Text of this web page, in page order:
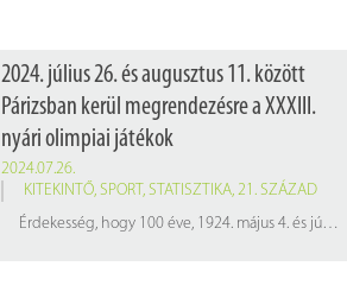
2024. július 26. és augusztus 11. között
Párizsban kerül megrendezésre a XXXIII.
nyári olimpiai játékok
2024.07.26.
KITEKINTŐ, SPORT, STATISZTIKA, 21. SZÁZAD
Érdekesség, hogy 100 éve, 1924. május 4. és július 27. között Párizsban rendezték meg az olimpiát, amelyen az 1896. évi olimpia magyar úszóbajnoka, Hajós Alfréd a művészeti versenyeken építészet kategóriában ezüstérmet nyert, így máig ő az egyetlen magyar olimpikon, aki két különböző sportágban nyert olimpiai érmet. Ez volt az utolsó olimpia, amit Pierre de Coubertin NOB-elnöksége alatt rendeztek.